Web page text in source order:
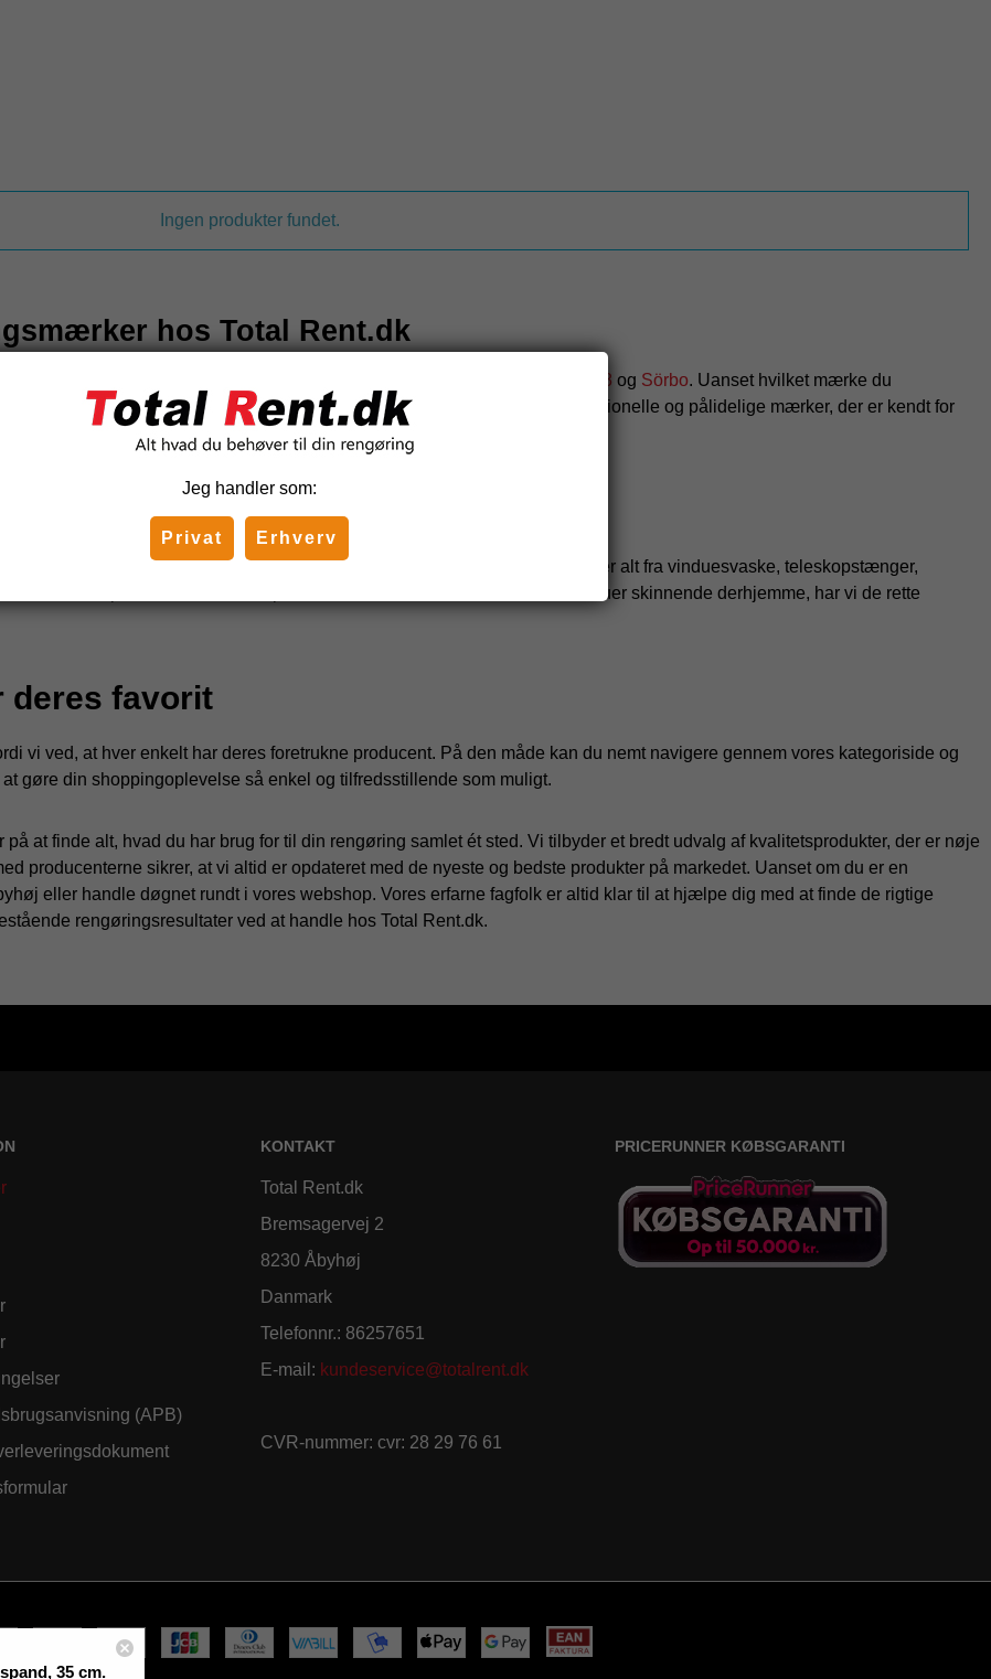
Ingen produkter fundet.
hos Total Rent.dk
fra førende producenter som OVA8 og Sörbo. Uanset hvilket mærke du
samlet ét sted. Vores sortiment dækker et bredt spektrum af professionelle og pålidelige mærker, der er kendt for
fra topmærker
mærker, så du kan finde præcis det, du har brug for. Vores sortiment omfatter alt fra vinduesvaske, teleskopstænger,
om du er professionel vinduespudser eller foretrækker at holde dine vinduer skinnende derhjemme, har vi de rette
deres favorit
vi ved, at hver enkelt har deres foretrukne producent. På den måde kan du nemt navigere gennem vores kategoriside og
gøre din shoppingoplevelse så enkel og tilfredsstillende som muligt.
at finde alt, hvad du har brug for til din rengøring samlet ét sted. Vi tilbyder et bredt udvalg af kvalitetsprodukter, der er nøje
producenterne sikrer, at vi altid er opdateret med de nyeste og bedste produkter på markedet. Uanset om du er en
eller handle døgnet rundt i vores webshop. Vores erfarne fagfolk er altid klar til at hjælpe dig med at finde de rigtige
rengøringsresultater ved at handle hos Total Rent.dk.
(APB)
KONTAKT
Total Rent.dk
Bremsagervej 2
8230 Åbyhøj
Danmark
Telefonnr.: 86257651
E-mail : kundeservice@totalrent.dk
CVR-nummer: cvr: 28 29 76 61
PRICERUNNER KØBSGARANTI
Jeg handler som:
Privat Erhverv
35 cm.